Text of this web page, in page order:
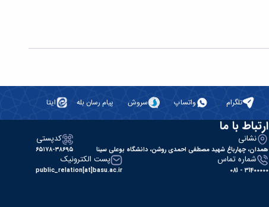
تلگرام واتساپ سروش پیام رسان بله ایتا
ارتباط با ما
نشانی
همدان، چهارباغ شهید مصطفی احمدی روشن، دانشگاه بوعلی سینا
کدپستی
۶۵۱۷۸-۳۸۶۹۵
شماره تماس
31400000 - 081
پست الکترونیک
public_relation[at]basu.ac.ir